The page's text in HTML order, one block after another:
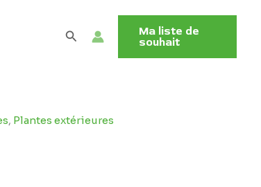
RechercherMa liste de
souhait
, Plantes extérieures